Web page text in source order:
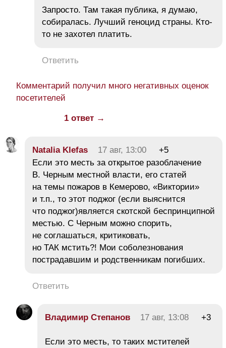
Запросто. Там такая публика, я думаю,
собиралась. Лучший геноцид страны. Кто-
то не захотел платить.
Ответить
Комментарий получил много негативных оценок
посетителей
1 ответ →
Natalia Klefas 17 авг, 13:00
+5
Если это месть за открытое разоблачение
В. Черным местной власти, его статей
на темы пожаров в Кемерово, «Виктории»
и т.п., то этот поджог (если выяснится
что поджог)является скотской беспринципной
местью. С Черным можно спорить,
не соглашаться, критиковать,
но ТАК мстить?! Мои соболезнования
пострадавшим и родственникам погибших.
Ответить
Владимир Степанов 17 авг, 13:08 +3
Если это месть, то таких мстителей